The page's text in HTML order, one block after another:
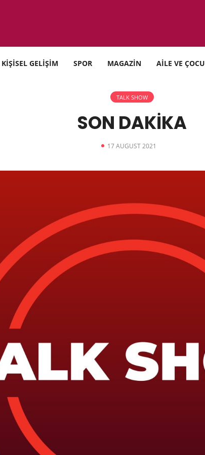
KİŞİSEL GELİŞİM SPOR MAGAZİN AİLE VE
TALK SHOW
SON DAKİKA
17 AUGUST 2021